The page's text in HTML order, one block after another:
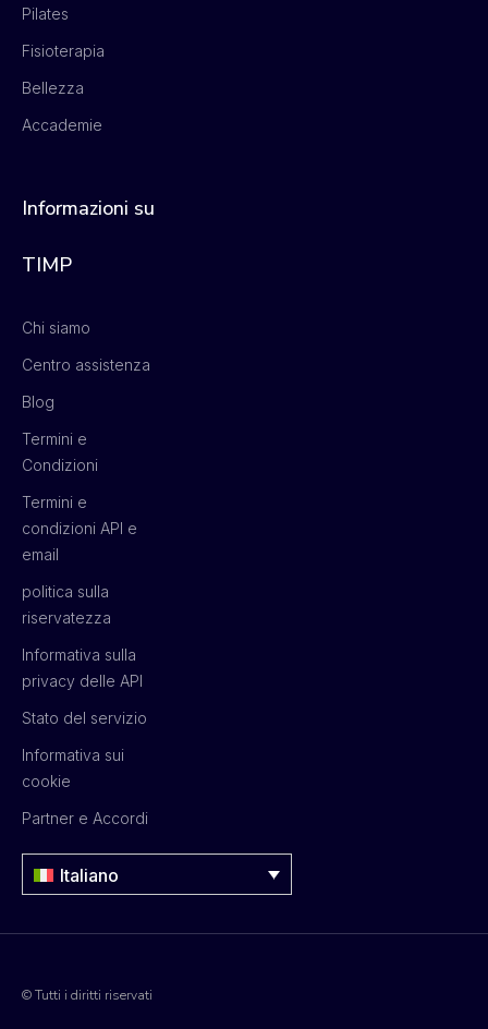
Pilates
Fisioterapia
Bellezza
Accademie
Informazioni su
TIMP
Chi siamo
Centro assistenza
Blog
Termini e
Condizioni
Termini e
condizioni API e
email
politica sulla
riservatezza
Informativa sulla
privacy delle API
Stato del servizio
Informativa sui
cookie
Partner e Accordi
Italiano
© Tutti i diritti riservati